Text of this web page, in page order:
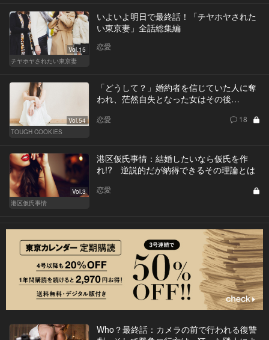
Vol.15
チヤホヤされたい東京妻
いよいよ明日で最終話！「チヤホヤされた
い東京妻」全話総集編
恋愛
Vol.54
TOUGH COOKIES
「どうして？」婚約者を信じていた人に奪
われ、茫然自失となった女はその後…
恋愛 18
Vol.3
港区仮氏事情
港区仮氏事情：結婚したいなら仮氏を作
れ!? 逆説的だが納得できるその理論とは
恋愛
Who？最終話：カメラの前で行われる復讐